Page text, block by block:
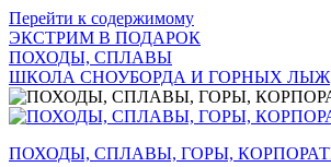
Перейти к содержимому
ЭКСТРИМ В ПОДАРОК
ПОХОДЫ, СПЛАВЫ
ШКОЛА СНОУБОРДА И ГОРНЫХ ЛЫЖ
ПОХОДЫ, СПЛАВЫ, ГОРЫ,